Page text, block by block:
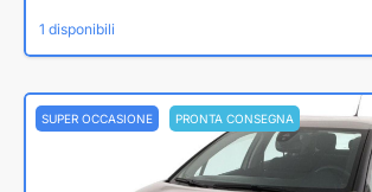
1 disponibili
SUPER OCCASIONE PRONTA CONSEGNA